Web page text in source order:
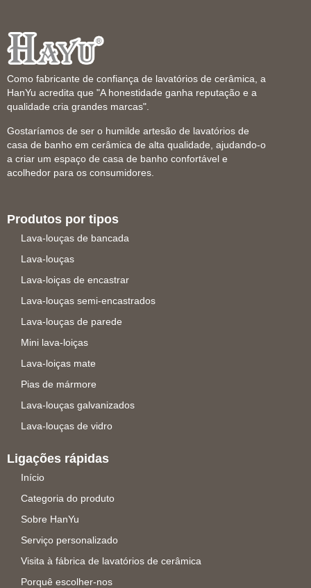
Como fabricante de confiança de lavatórios de cerâmica, a
HanYu acredita que "A honestidade ganha reputação e a
qualidade cria grandes marcas".
Gostaríamos de ser o humilde artesão de lavatórios de
casa de banho em cerâmica de alta qualidade, ajudando-o
a criar um espaço de casa de banho confortável e
acolhedor para os consumidores.
Produtos por tipos
Lava-louças de bancada
Lava-louças
Lava-loiças de encastrar
Lava-louças semi-encastrados
Lava-louças de parede
Mini lava-loiças
Lava-loiças mate
Pias de mármore
Lava-louças galvanizados
Lava-louças de vidro
Ligações rápidas
Início
Categoria do produto
Sobre HanYu
Serviço personalizado
Visita à fábrica de lavatórios de cerâmica
Porquê escolher-nos